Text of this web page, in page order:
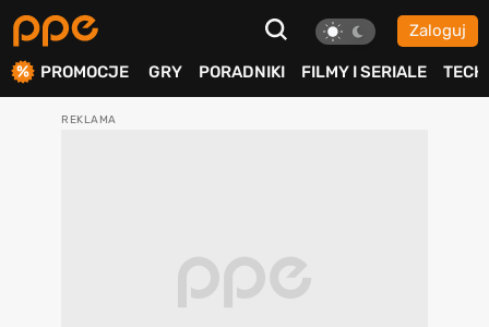
Zaloguj
PROMOCJE GRY PORADNIKI FILMY I SERIALE TECH